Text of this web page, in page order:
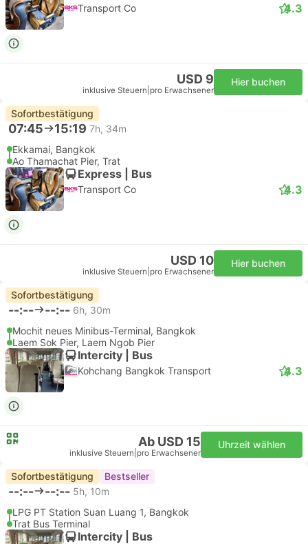
Transport Co 4.3
USD 9
inklusive Steuern pro Erwachsener
Hier buchen
Sofortbestätigung
07:45 15:19 7h, 34m
Ekkamai, Bangkok
Ao Thamachat Pier, Trat
Express | Bus
Transport Co 4.3
USD 10
inklusive Steuern pro Erwachsener
Hier buchen
Sofortbestätigung
--:-- --:-- 6h, 30m
Mochit neues Minibus-Terminal, Bangkok
Laem Sok Pier, Laem Ngob Pier
Intercity | Bus
Kohchang Bangkok Transport 4.3
Ab USD 15
inklusive Steuern pro Erwachsener
Uhrzeit wählen
Sofortbestätigung Bestseller
--:-- --:-- 5h, 10m
LPG PT Station Suan Luang 1, Bangkok
Trat Bus Terminal
Intercity | Bus